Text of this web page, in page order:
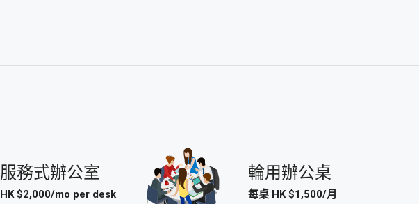
服務式辦公室
HK $2,000/mo per desk
輪用辦公桌
每桌 HK $1,500/月